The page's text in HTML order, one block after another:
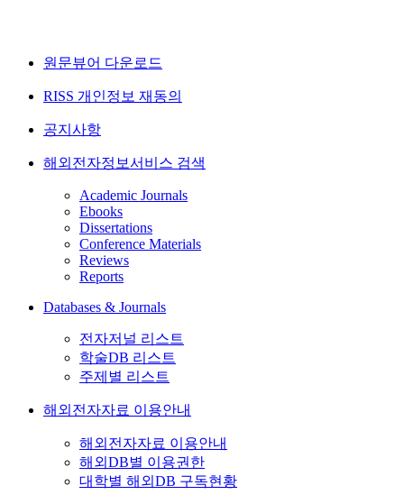
원문뷰어 다운로드
RISS 개인정보 재동의
공지사항
해외전자정보서비스 검색
Academic Journals
Ebooks
Dissertations
Conference Materials
Reviews
Reports
Databases & Journals
전자저널 리스트
학술DB 리스트
주제별 리스트
해외전자자료 이용안내
해외전자자료 이용안내
해외DB별 이용권한
대학별 해외DB 구독현황